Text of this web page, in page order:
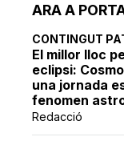
ARA A
CONTINGUT
El millor lloc
eclipsi:
una jornada
fenomen
Redacció